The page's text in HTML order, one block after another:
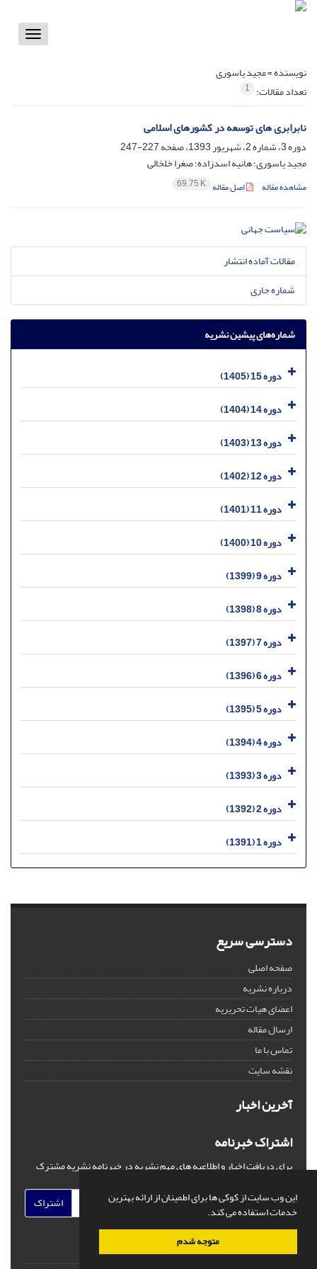
این وب سایت از کوکی ها برای اطمینان از ارائه بهترین
خدمات استفاده می کند.
متوجه شدم
Toggle
نویسنده =مجید یاسوری
تعداد مقالات: 1
نابرابری های توسعه در کشورهای اسلامی
دوره 3، شماره 2، شهریور 1393، صفحه
227-247
مجید یاسوری؛ هانیه اسدزاده؛ صغرا خلخالی
مشاهده مقاله اصل مقاله 69.75 K
مقالات آماده انتشار
شماره جاری
شماره‌های پیشین نشریه
دوره 15 (1405)
دوره 14 (1404)
دوره 13 (1403)
دوره 12 (1402)
دوره 11 (1401)
دوره 10 (1400)
دوره 9 (1399)
دوره 8 (1398)
دوره 7 (1397)
دوره 6 (1396)
دوره 5 (1395)
دوره 4 (1394)
دوره 3 (1393)
دوره 2 (1392)
دوره 1 (1391)
دسترسی سریع
صفحه اصلی
درباره نشریه
اعضای هیات تحریریه
ارسال مقاله
تماس با ما
نقشه سایت
آخرین اخبار
اشتراک خبرنامه
برای دریافت اخبار و اطلاعیه های مهم نشریه در خبرنامه نشریه مشترک
اشتراک